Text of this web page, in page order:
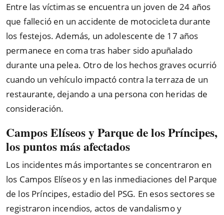
Entre las víctimas se encuentra un joven de 24 años
que falleció en un accidente de motocicleta durante
los festejos. Además, un adolescente de 17 años
permanece en coma tras haber sido apuñalado
durante una pelea. Otro de los hechos graves ocurrió
cuando un vehículo impactó contra la terraza de un
restaurante, dejando a una persona con heridas de
consideración.
Campos Elíseos y Parque de los Príncipes,
los puntos más afectados
Los incidentes más importantes se concentraron en
los Campos Elíseos y en las inmediaciones del Parque
de los Príncipes, estadio del PSG. En esos sectores se
registraron incendios, actos de vandalismo y